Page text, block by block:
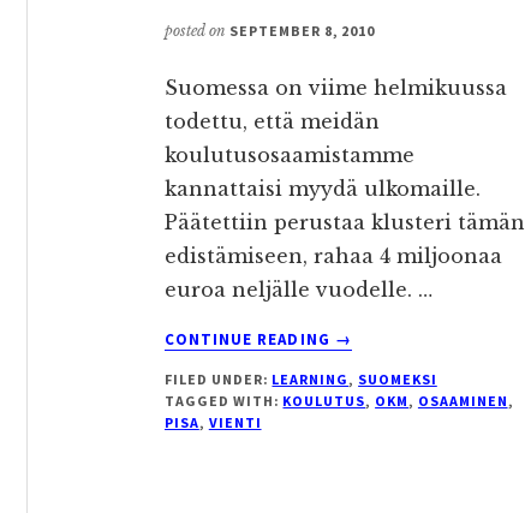
posted on SEPTEMBER 8, 2010
Suomessa on viime helmikuussa
todettu, että meidän
koulutusosaamistamme
kannattaisi myydä ulkomaille.
Päätettiin perustaa klusteri tämän
edistämiseen, rahaa 4 miljoonaa
euroa neljälle vuodelle. …
CONTINUE READING
ABOUT
MENESTYS
ON
→
FILED UNDER: LEARNING, SUOMEKSI
TAGGED WITH: KOULUTUS, OKM, OSAAMINEN,
PISA, VIENTI